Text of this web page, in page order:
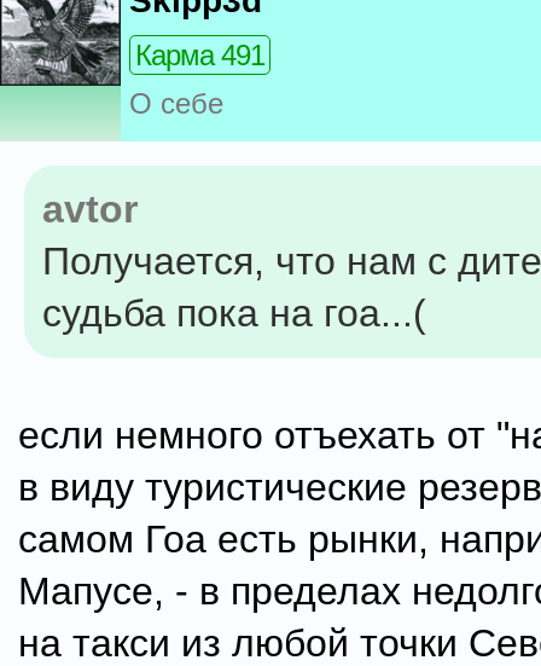
Карма 491
О себе
avtor
Получается, что нам с
судьба пока на гоа...(
если немного отъехать от
в виду туристические
самом Гоа есть рынки,
Мапусе, - в пределах
на такси из любой точки